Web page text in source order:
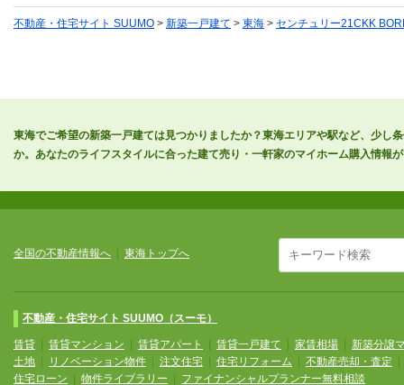
不動産・住宅サイト SUUMO > 新築一戸建て > 東海 > センチュリー21CKK
東海でご希望の新築一戸建ては見つかりましたか？東海エリアや駅など、少し
か。あなたのライフスタイルに合った建て売り・一軒家のマイホーム購入情報
全国の不動産情報へ 東海トップへ
不動産・住宅サイト SUUMO（スーモ）
賃貸 賃貸マンション 賃貸アパート 賃貸一戸建て 家賃相場
新築分譲
土地
リノベーション物件 注文住宅 住宅リフォーム 不動産売却・査定
住宅ローン
物件ライブラリー ファイナンシャルプランナー無料相談